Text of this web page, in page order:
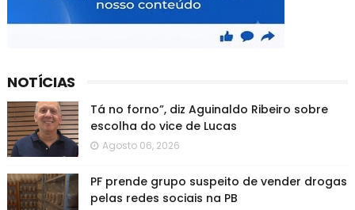
NOTÍCIAS
Tá no forno”, diz Aguinaldo Ribeiro sobre
escolha do vice de Lucas
Agosto 06, 2026
PF prende grupo suspeito de vender drogas
pelas redes sociais na PB